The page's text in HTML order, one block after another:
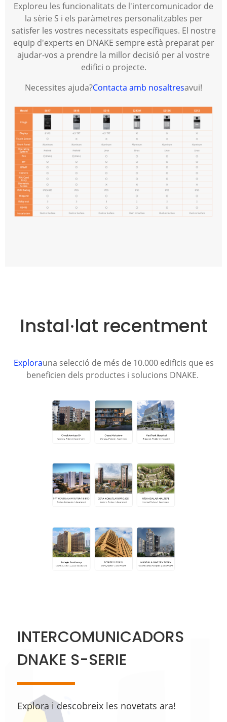
Exploreu les funcionalitats de l'intercomunicador de
la sèrie S i els paràmetres personalitzables per
satisfer les vostres necessitats específiques. El nostre
equip d'experts en DNAKE sempre està preparat per
ajudar-vos a prendre la millor decisió per al vostre
edifici o projecte.
Necessites ajuda?Contacta amb nosaltresavui!
Instal·lat recentment
Explorauna selecció de més de 10.000 edificis que es
beneficien dels productes i solucions DNAKE.
INTERCOMUNICADORS
DNAKE S-SERIE
Explora i descobreix les novetats ara!